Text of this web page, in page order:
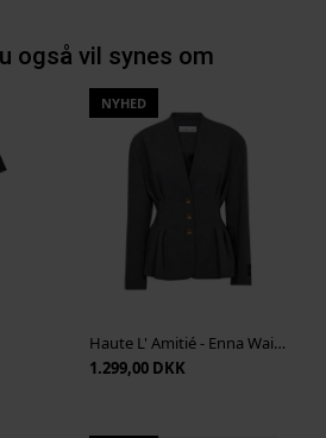
også vil synes om
NYHED
Haute L' Amitié - Enna Waist Pleat Blazer - Antracit
1.299,00 DKK